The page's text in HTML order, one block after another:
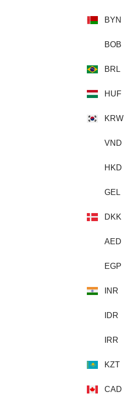
BYN
BOB
BRL
HUF
KRW
VND
HKD
GEL
DKK
AED
EGP
INR
IDR
IRR
KZT
CAD